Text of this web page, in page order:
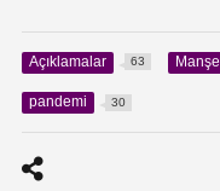
Açıklamalar 63
pandemi 30